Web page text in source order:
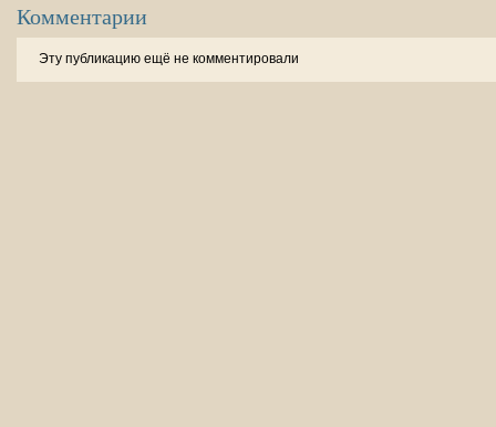
Комментарии
Эту публикацию ещё не комментировали